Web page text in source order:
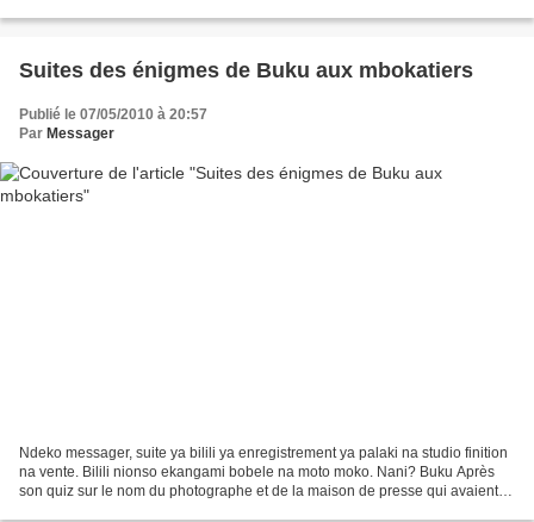
Suites des énigmes de Buku aux mbokatiers
Publié le 07/05/2010 à 20:57
Par Messager
Ndeko messager, suite ya bilili ya enregistrement ya palaki na studio finition
na vente. Bilili nionso ekangami bobele na moto moko. Nani? Buku Après
son quiz sur le nom du photographe et de la maison de presse qui avaient